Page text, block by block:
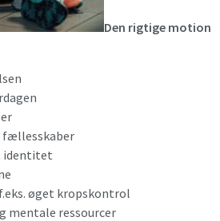
Den rigtige motion
fællesskaber
identitet
øget kropskontrol
mentale ressourcer